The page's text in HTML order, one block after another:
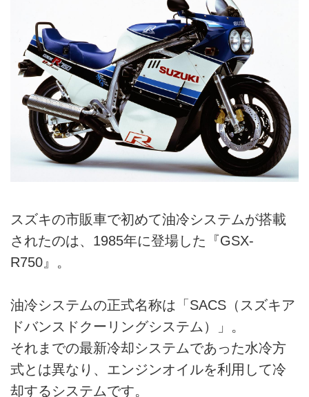
スズキの市販車で初めて油冷システムが搭載
されたのは、1985年に登場した『GSX-
R750』。
油冷システムの正式名称は「SACS（スズキア
ドバンスドクーリングシステム）」。
それまでの最新冷却システムであった水冷方
式とは異なり、エンジンオイルを利用して冷
却するシステムです。